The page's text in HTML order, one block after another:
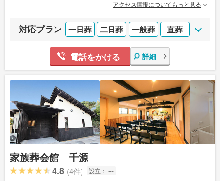
アクセス情報についてもっと見る
対応プラン 一日葬 二日葬 一般葬 直葬
電話をかける 詳細
家族葬会館 千源
4.8 (4件) 設立： ---